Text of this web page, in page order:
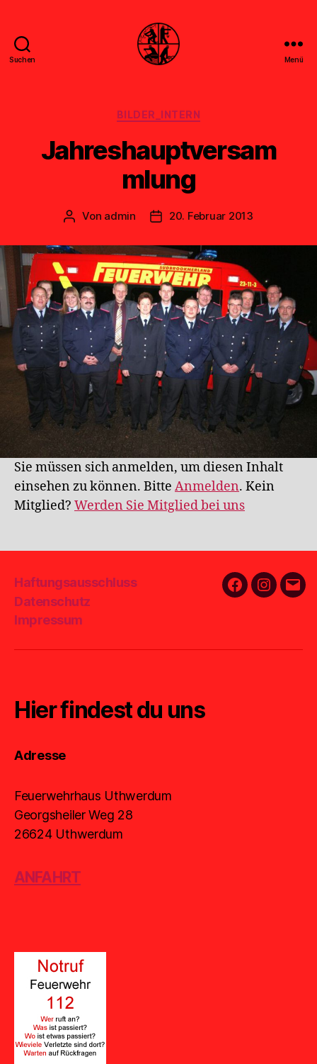
Suchen Menü
Kategorien
BILDER_INTERN
Jahreshauptversam
mlung
Beitragsautor
Von admin Veröffentlichungsdatum
20. Februar 2013
Sie müssen sich anmelden, um diesen Inhalt
einsehen zu können. Bitte Anmelden. Kein
Mitglied? Werden Sie Mitglied bei uns
Haftungsausschluss
Datenschutz
Impressum
FacebookE-
Hier findest du uns
Adresse
Feuerwehrhaus Uthwerdum
Georgsheiler Weg 28
26624 Uthwerdum
ANFAHRT